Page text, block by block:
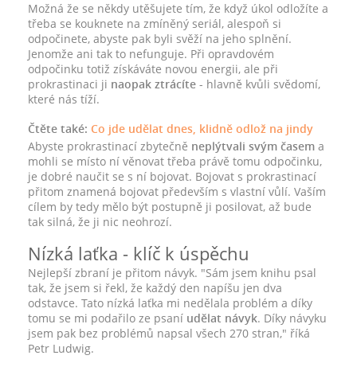
Možná že se někdy utěšujete tím, že když úkol odložíte a
třeba se kouknete na zmíněný seriál, alespoň si
odpočinete, abyste pak byli svěží na jeho splnění.
Jenomže ani tak to nefunguje. Při opravdovém
odpočinku totiž získáváte novou energii, ale při
prokrastinaci ji naopak ztrácíte - hlavně kvůli svědomí,
které nás tíží.
Čtěte také: Co jde udělat dnes, klidně odlož na jindy
Abyste prokrastinací zbytečně neplýtvali svým časem a
mohli se místo ní věnovat třeba právě tomu odpočinku,
je dobré naučit se s ní bojovat. Bojovat s prokrastinací
přitom znamená bojovat především s vlastní vůlí. Vaším
cílem by tedy mělo být postupně ji posilovat, až bude
tak silná, že ji nic neohrozí.
Nízká laťka - klíč k úspěchu
Nejlepší zbraní je přitom návyk. "Sám jsem knihu psal
tak, že jsem si řekl, že každý den napíšu jen dva
odstavce. Tato nízká laťka mi nedělala problém a díky
tomu se mi podařilo ze psaní udělat návyk. Díky návyku
jsem pak bez problémů napsal všech 270 stran," říká
Petr Ludwig.